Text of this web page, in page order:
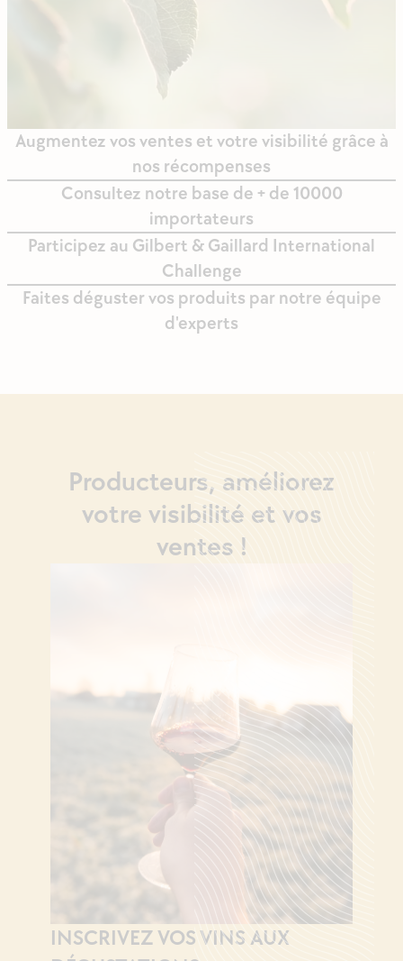
Augmentez vos ventes et votre visibilité grâce à
nos récompenses
Consultez notre base de + de 10000
importateurs
Participez au Gilbert & Gaillard International
Challenge
Faites déguster vos produits par notre équipe
d'experts
Producteurs, améliorez
votre visibilité et vos
ventes !
INSCRIVEZ VOS VINS AUX